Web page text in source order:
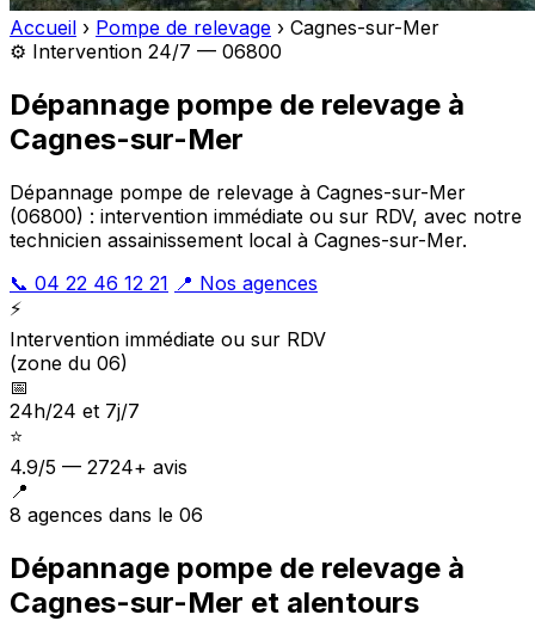
Accueil › Pompe de relevage › Cagnes-sur-Mer
⚙️ Intervention 24/7 — 06800
Dépannage pompe de relevage à
Cagnes-sur-Mer
Dépannage pompe de relevage à Cagnes-sur-Mer
(06800) : intervention immédiate ou sur RDV, avec notre
technicien assainissement local à Cagnes-sur-Mer.
📞 04 22 46 12 21 📍 Nos agences
⚡
Intervention immédiate ou sur RDV
(zone du 06)
📅
24h/24 et 7j/7
⭐
4.9/5 — 2724+ avis
📍
8 agences dans le 06
Dépannage pompe de relevage à
Cagnes-sur-Mer et alentours